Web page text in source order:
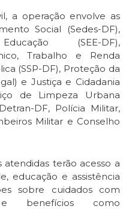
a operação envolve as
Social (Sedes-DF),
(SEE-DF),
Trabalho e Renda
(SSP-DF), Proteção da
e Justiça e Cidadania
de Limpeza Urbana
DF, Polícia Militar,
Militar e Conselho
atendidas terão acesso a
educação e assistência
sobre cuidados com
e benefícios como